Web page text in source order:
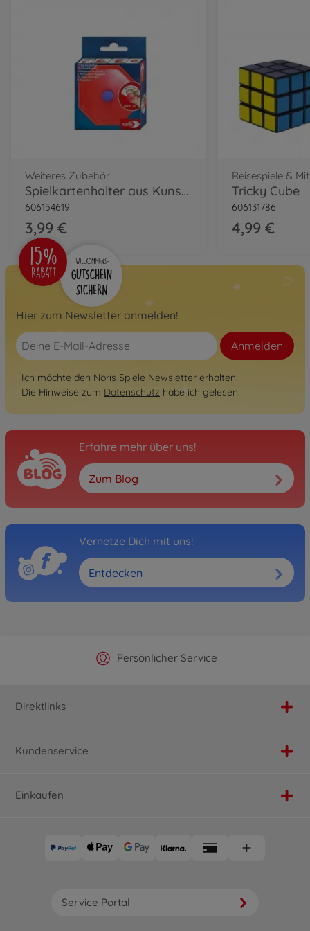
Weiteres Zubehör
Spielkartenhalter aus Kunststoff
606154619
3,99 €
Reisespiele &
Tricky Cube
606131786
4,99 €
Hier zum Newsletter anmelden!
Anmelden
Ich möchte den Noris Spiele Newsletter erhalten.
Die Hinweise zum Datenschutz habe ich gelesen.
Erfahre mehr über uns!
Zum Blog
Vernetze Dich mit uns!
Entdecken
Offizieller Hersteller Shop
Persönlicher Service
Versandkostenfrei ab 25€
Schnelle Lieferung
Direktlinks
Kundenservice
Einkaufen
Service Portal